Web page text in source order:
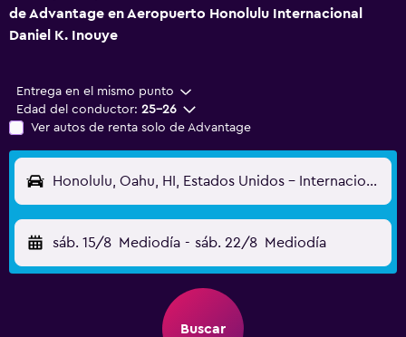
de Advantage en Aeropuerto Honolulu Internacional
Daniel K. Inouye
Entrega en el mismo punto
Edad del conductor: 25-26
Ver autos de renta solo de Advantage
Honolulu, Oahu, HI, Estados Unidos - Internacional Daniel K. Inouye (HNL)
sáb. 15/8 Mediodía - sáb. 22/8 Mediodía
Buscar